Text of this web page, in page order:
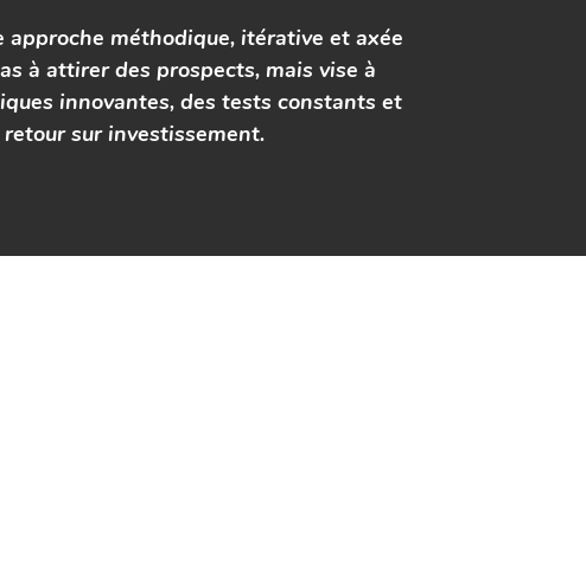
approche méthodique, itérative et axée
à attirer des prospects, mais vise à
innovantes, des tests constants et
sur investissement.